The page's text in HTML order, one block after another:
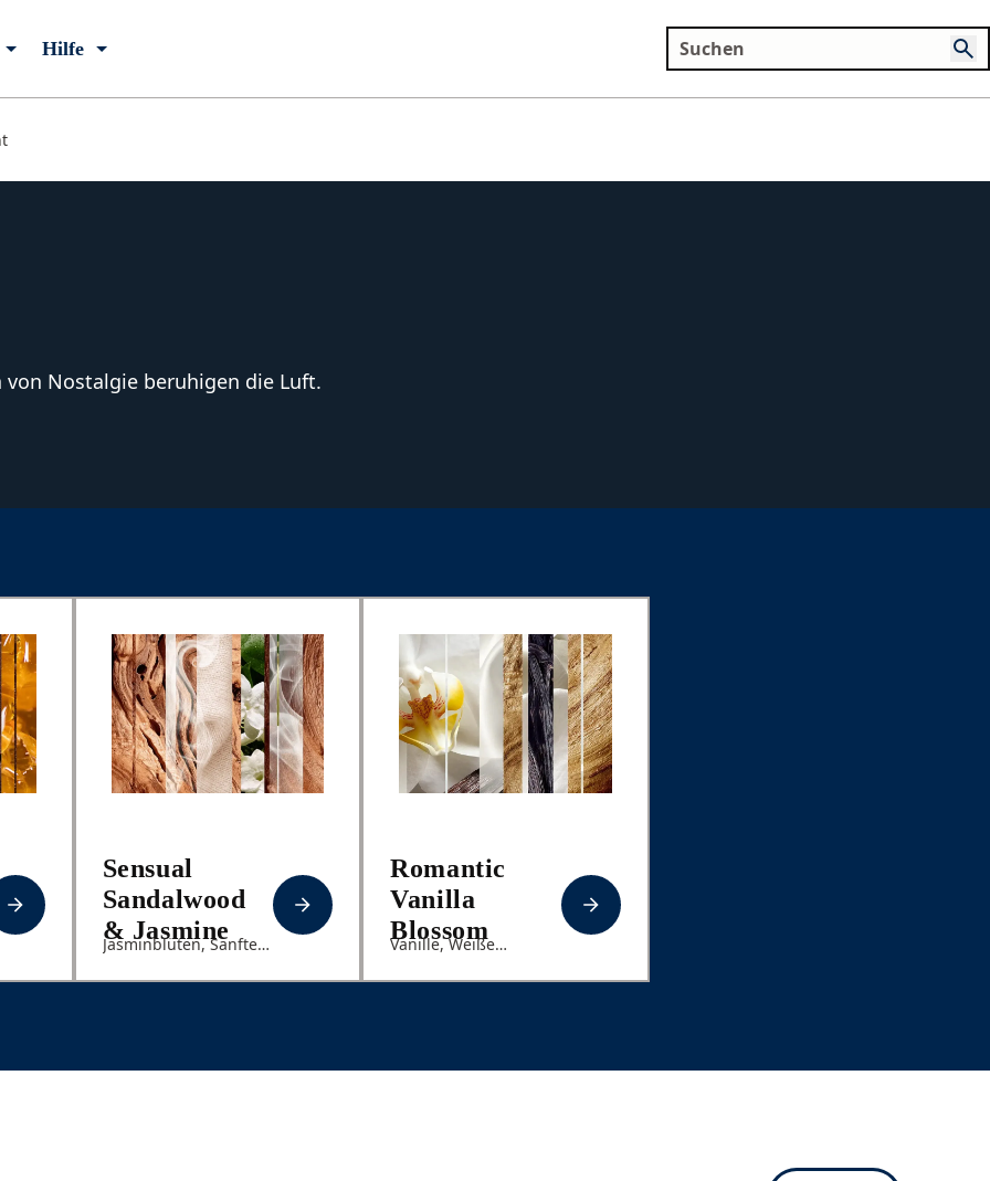
Hilfe
Nostalgie beruhigen die Luft.
Sensual
Sandalwood
& Jasmine
Jasminblüten, Sanftes
Romantic
Vanilla
Blossom
Vanille, Weiße